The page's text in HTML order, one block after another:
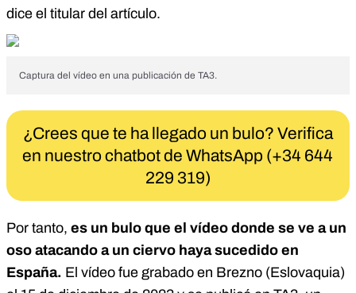
dice el titular del artículo.
Captura del vídeo en una publicación de TA3.
¿Crees que te ha llegado un bulo? Verifica
en nuestro chatbot de WhatsApp (+34 644
229 319)
Por tanto, es un bulo que el vídeo donde se ve a un
oso atacando a un ciervo haya sucedido en
España. El vídeo fue grabado en Brezno (Eslovaquia)